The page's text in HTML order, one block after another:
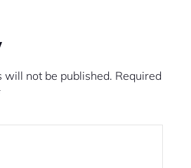
will not be published. Required